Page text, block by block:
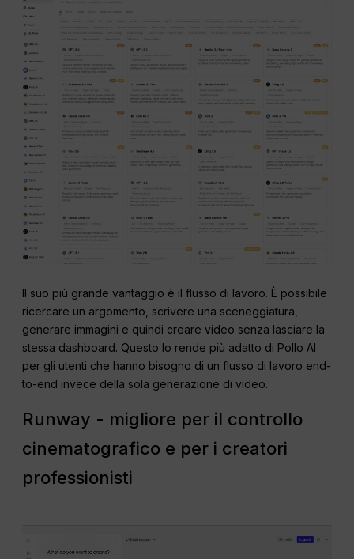
Il suo più grande vantaggio è il flusso di lavoro. È possibile
ricercare un argomento, scrivere una sceneggiatura,
generare immagini e quindi creare video senza lasciare la
stessa dashboard. Questo lo rende più adatto di Pollo AI
per gli utenti che hanno bisogno di un flusso di lavoro end-
to-end invece della sola generazione di video.
Runway - migliore per il controllo
cinematografico e per i creatori
professionisti